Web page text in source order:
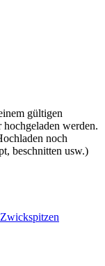
gültigen
werden.
noch
beschnitten usw.)